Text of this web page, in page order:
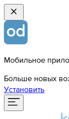
Мобильное
Больше новых
Установить